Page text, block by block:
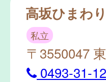
高坂ひまわ
私立
〒3550047
0493-31-